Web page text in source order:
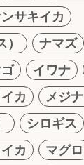
サキイカ
ナマズ
イワナ
カ
メジ
シロギス
カ マグロ